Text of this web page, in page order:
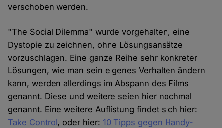
verschoben werden.
"The Social Dilemma" wurde vorgehalten, eine
Dystopie zu zeichnen, ohne Lösungsansätze
vorzuschlagen. Eine ganze Reihe sehr konkreter
Lösungen, wie man sein eigenes Verhalten ändern
kann, werden allerdings im Abspann des Films
genannt. Diese und weitere seien hier nochmal
genannt. Eine weitere Auflistung findet sich hier:
Take Control, oder hier: 10 Tipps gegen Handy-